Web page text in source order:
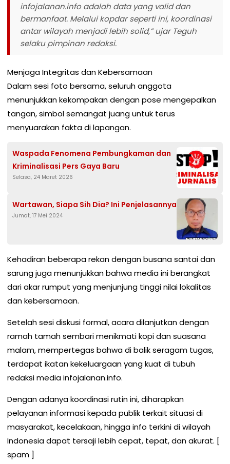
infojalanan.info adalah data yang valid dan
bermanfaat. Melalui kopdar seperti ini, koordinasi
antar wilayah menjadi lebih solid,” ujar Teguh
selaku pimpinan redaksi.
​Menjaga Integritas dan Kebersamaan
​Dalam sesi foto bersama, seluruh anggota
menunjukkan kekompakan dengan pose mengepalkan
tangan, simbol semangat juang untuk terus
menyuarakan fakta di lapangan.
Waspada Fenomena Pembungkaman dan
Kriminalisasi Pers Gaya Baru
Selasa, 24 Maret 2026
Wartawan, Siapa Sih Dia? Ini Penjelasannya
Jumat, 17 Mei 2024
Kehadiran beberapa rekan dengan busana santai dan
sarung juga menunjukkan bahwa media ini berangkat
dari akar rumput yang menjunjung tinggi nilai lokalitas
dan kebersamaan.
​Setelah sesi diskusi formal, acara dilanjutkan dengan
ramah tamah sembari menikmati kopi dan suasana
malam, mempertegas bahwa di balik seragam tugas,
terdapat ikatan kekeluargaan yang kuat di tubuh
redaksi media infojalanan.info.
​Dengan adanya koordinasi rutin ini, diharapkan
pelayanan informasi kepada publik terkait situasi di
masyarakat, kecelakaan, hingga info terkini di wilayah
Indonesia dapat tersaji lebih cepat, tepat, dan akurat. [
spam ]